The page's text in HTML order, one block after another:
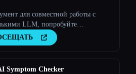
для совместной работы с
LLM, попробуйте
искусственного интеллекта
Symptom Checker